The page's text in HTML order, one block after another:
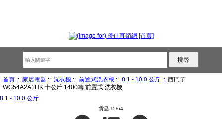
首頁:: 家居電器:: 洗衣機:: 前置式洗衣機:: 8.1 - 10.0 公斤:: 西門子
WG54A2A1HK 十公斤 1400轉 前置式 洗衣機
8.1 - 10.0 公斤
貨品 15/64